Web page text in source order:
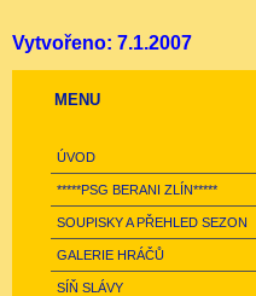
Vytvořeno: 7.1.2007
MENU
ÚVOD
*****PSG BERANI ZLÍN*****
SOUPISKY A PŘEHLED SEZON
GALERIE HRÁČŮ
SÍŇ SLÁVY